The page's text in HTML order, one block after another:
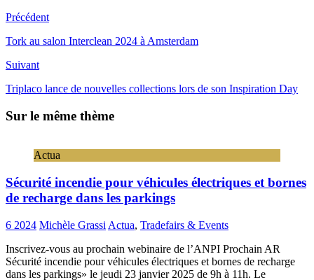
Précédent
Tork au salon Interclean 2024 à Amsterdam
Suivant
Triplaco lance de nouvelles collections lors de son Inspiration Day
Sur le même thème
Actua
Sécurité incendie pour véhicules électriques et bornes
de recharge dans les parkings
6 2024 Michèle Grassi Actua, Tradefairs & Events
Inscrivez-vous au prochain webinaire de l’ANPI Prochain AR
Sécurité incendie pour véhicules électriques et bornes de recharge
dans les parkings» le jeudi 23 janvier 2025 de 9h à 11h. Le